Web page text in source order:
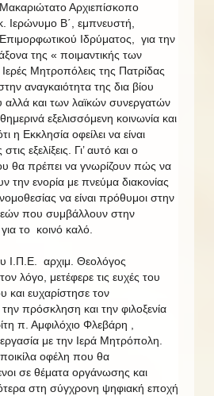
Αρχιεπίσκοπο
Ιερώνυμο Β΄, εμπνευστή,
Ιδρύματος, για την
της « ποιμαντικής των
Ιερές Μητροπόλεις της Πατρίδας
αναγκαιότητα της δια βίου
αλλά και των λαϊκών συνεργατών
εξελισσόμενη κοινωνία και
η Εκκλησία οφείλει να είναι
εξελίξεις. Γι’ αυτό και ο
θα πρέπει να γνωρίζουν πώς να
την ενορία με πνεύμα διακονίας
να είναι πρόθυμοι στην
που συμβάλλουν στην
το κοινό καλό.
Ι.Π.Ε. αρχιμ. Θεολόγος
λόγο, μετέφερε τις ευχές του
και ευχαρίστησε τον
πρόσκληση και την φιλοξενία
π. Αμφιλόχιο Φλεβάρη ,
με την Ιερά Μητρόπολη.
οφέλη που θα
σε θέματα οργάνωσης και
στη σύγχρονη ψηφιακή εποχή